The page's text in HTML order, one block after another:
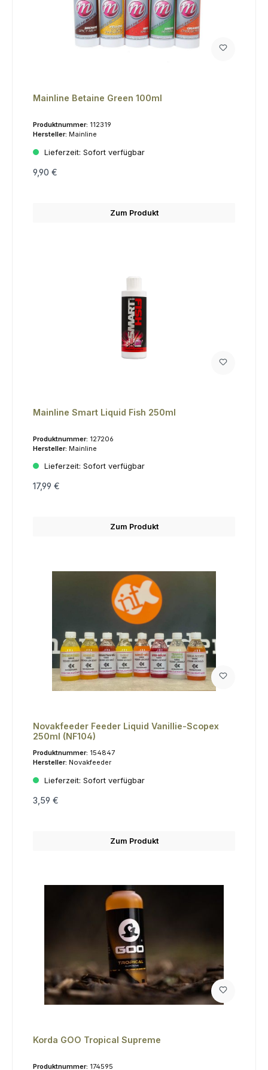
Mainline Betaine Green 100ml
Produktnummer: 112319
Hersteller: Mainline
Lieferzeit: Sofort verfügbar
9,90 €
Zum Produkt
Mainline Smart Liquid Fish 250ml
Produktnummer: 127206
Hersteller: Mainline
Lieferzeit: Sofort verfügbar
17,99 €
Zum Produkt
Novakfeeder Feeder Liquid Vanillie-Scopex
250ml (NF104)
Produktnummer: 154847
Hersteller: Novakfeeder
Lieferzeit: Sofort verfügbar
3,59 €
Zum Produkt
Korda GOO Tropical Supreme
Produktnummer: 174595